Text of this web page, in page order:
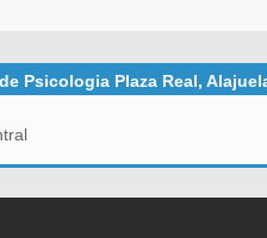
Psicologia Plaza Real,